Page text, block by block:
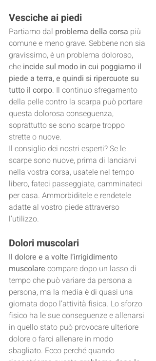
Vesciche ai piedi
Partiamo dal problema della corsa più
comune e meno grave. Sebbene non sia
gravissimo, è un problema doloroso,
che incide sul modo in cui poggiamo il
piede a terra, e quindi si ripercuote su
tutto il corpo. Il continuo sfregamento
della pelle contro la scarpa può portare
questa dolorosa conseguenza,
soprattutto se sono scarpe troppo
strette o nuove.
Il consiglio dei nostri esperti? Se le
scarpe sono nuove, prima di lanciarvi
nella vostra corsa, usatele nel tempo
libero, fateci passeggiate, camminateci
per casa. Ammorbiditele e rendetele
adatte al vostro piede attraverso
l’utilizzo.
Dolori muscolari
Il dolore e a volte l’irrigidimento
muscolare compare dopo un lasso di
tempo che può variare da persona a
persona, ma la media è di quasi una
giornata dopo l’attività fisica. Lo sforzo
fisico ha le sue conseguenze e allenarsi
in quello stato può provocare ulteriore
dolore o farci allenare in modo
sbagliato. Ecco perché quando